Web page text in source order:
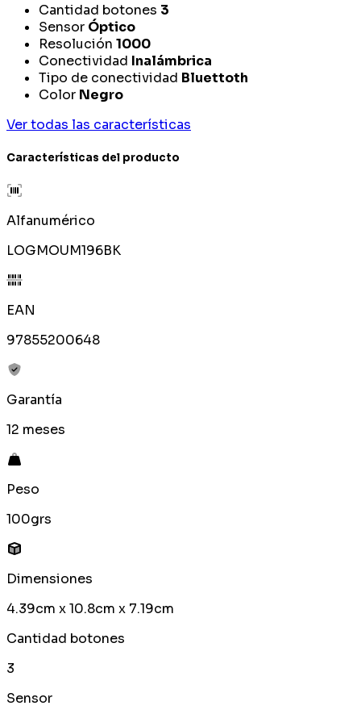
Cantidad botones 3
Sensor Óptico
Resolución 1000
Conectividad Inalámbrica
Tipo de conectividad Bluettoth
Color Negro
Ver todas las características
Características del producto
Alfanumérico
LOGMOUM196BK
EAN
97855200648
Garantía
12 meses
Peso
100grs
Dimensiones
4.39cm x 10.8cm x 7.19cm
Cantidad botones
3
Sensor